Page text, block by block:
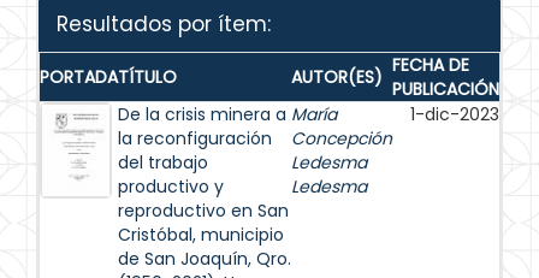
Resultados por ítem:
PORTADATÍTULO AUTOR(ES) FECHA DE
PUBLICACIÓN
De la crisis minera a
la reconfiguración
del trabajo
productivo y
reproductivo en San
Cristóbal, municipio
de San Joaquín, Qro.
María
Concepción
Ledesma
Ledesma
1-dic-2023